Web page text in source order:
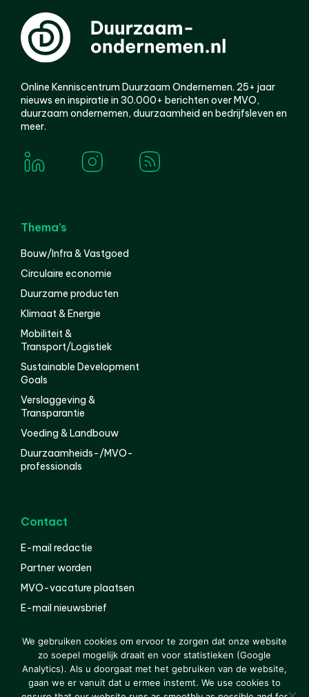
Online Kenniscentrum Duurzaam Ondernemen. 25+ jaar
nieuws en inspiratie in 30.000+ berichten over MVO,
duurzaam ondernemen, duurzaamheid en bedrijfsleven en
meer.
Thema’s
Bouw/Infra & Vastgoed
Circulaire economie
Duurzame producten
Klimaat & Energie
Mobiliteit &
Transport/Logistiek
Sustainable Development
Goals
Verslaggeving &
Transparantie
Voeding & Landbouw
Duurzaamheids-/MVO-
professionals
Contact
E-mail redactie
Partner worden
MVO-vacature plaatsen
E-mail nieuwsbrief
© 2000-2026 Van der Molen EIS Colofon
Disclaimer
We gebruiken cookies om ervoor te zorgen dat onze website
zo soepel mogelijk draait en voor statistieken (Google
Analytics). Als u doorgaat met het gebruiken van de website,
gaan we er vanuit dat u ermee instemt. We use cookies to